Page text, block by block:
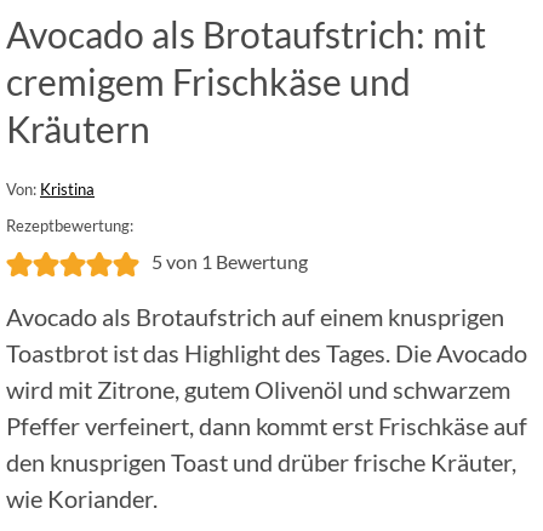
Avocado als Brotaufstrich: mit
cremigem Frischkäse und
Kräutern
Von: Kristina
Rezeptbewertung:
5von 1 Bewertung
Avocado als Brotaufstrich auf einem knusprigen
Toastbrot ist das Highlight des Tages. Die Avocado
wird mit Zitrone, gutem Olivenöl und schwarzem
Pfeffer verfeinert, dann kommt erst Frischkäse auf
den knusprigen Toast und drüber frische Kräuter,
wie Koriander.